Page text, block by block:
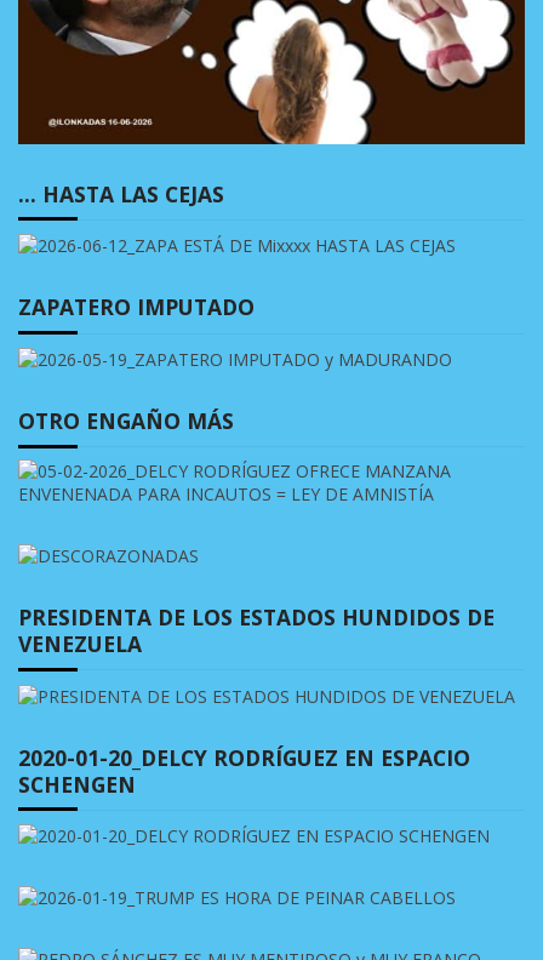
… HASTA LAS CEJAS
ZAPATERO IMPUTADO
OTRO ENGAÑO MÁS
PRESIDENTA DE LOS ESTADOS HUNDIDOS DE
VENEZUELA
2020-01-20_DELCY RODRÍGUEZ EN ESPACIO
SCHENGEN